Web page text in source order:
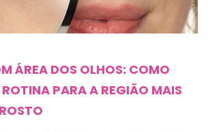
ÁREA DOS OLHOS: COMO
PARA A REGIÃO MAIS